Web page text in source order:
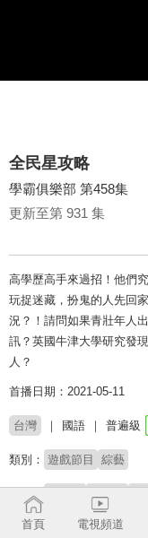
全民星攻略
學霸俱樂部 第458集
更新至第 931 集
高學歷高手來過招！他們
玩捉迷藏，扮鬼的人先回
況？！請問如果青壯年人
訊？英國牛津大學研究發
人？
首播日期：2021-05-11
台灣 國語 普遍級
類別： 遊戲節目 綜藝
來賓： 林亮君
主持： 曾國城 蔡尚樺
首頁 電視頻道